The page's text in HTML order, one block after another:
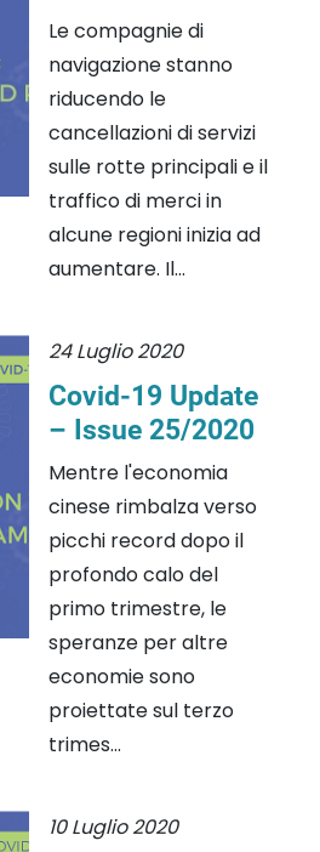
Le compagnie di
navigazione stanno
riducendo le
cancellazioni di servizi
sulle rotte principali e il
traffico di merci in
alcune regioni inizia ad
aumentare. Il...
24 Luglio 2020
Covid-19 Update
– Issue 25/2020
Mentre l'economia
cinese rimbalza verso
picchi record dopo il
profondo calo del
primo trimestre, le
speranze per altre
economie sono
proiettate sul terzo
trimes...
10 Luglio 2020